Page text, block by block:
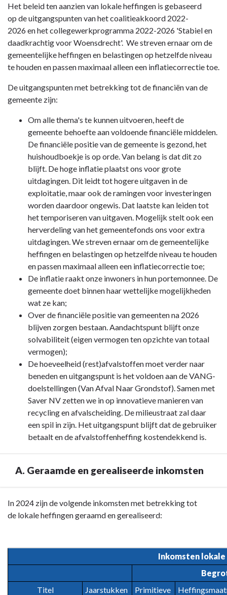
Terug
naar
navigatie
Paragraaf
heffingen
Het beleid ten aanzien van lokale heffingen is gebaseerd
op de uitgangspunten van het coalitieakkoord 2022-
2026 en het collegewerkprogramma 2022-2026 'Stabiel en
daadkrachtig voor Woensdrecht'. We streven ernaar om de
gemeentelijke heffingen en belastingen op hetzelfde niveau
te houden en passen maximaal alleen een inflatiecorrectie toe.
De uitgangspunten met betrekking tot de financiën van de
gemeente zijn:
Om alle thema's te kunnen uitvoeren, heeft de
gemeente behoefte aan voldoende financiële middelen.
De financiële positie van de gemeente is gezond, het
huishoudboekje is op orde. Van belang is dat dit zo
blijft. De hoge inflatie plaatst ons voor grote
uitdagingen. Dit leidt tot hogere uitgaven in de
exploitatie, maar ook de ramingen voor investeringen
worden daardoor ongewis. Dat laatste kan leiden tot
het temporiseren van uitgaven. Mogelijk stelt ook een
herverdeling van het gemeentefonds ons voor extra
uitdagingen. We streven ernaar om de gemeentelijke
heffingen en belastingen op hetzelfde niveau te houden
en passen maximaal alleen een inflatiecorrectie toe;
De inflatie raakt onze inwoners in hun portemonnee. De
gemeente doet binnen haar wettelijke mogelijkheden
wat ze kan;
Over de financiële positie van gemeenten na 2026
blijven zorgen bestaan. Aandachtspunt blijft onze
solvabiliteit (eigen vermogen ten opzichte van totaal
vermogen);
De hoeveelheid (rest)afvalstoffen moet verder naar
beneden en uitgangspunt is het voldoen aan de VANG-
doelstellingen (Van Afval Naar Grondstof). Samen met
Saver NV zetten we in op innovatieve manieren van
recycling en afvalscheiding. De milieustraat zal daar
een spil in zijn. Het uitgangspunt blijft dat de gebruiker
betaalt en de afvalstoffenheffing kostendekkend is.
A. Geraamde en gerealiseerde inkomsten
Terug
naar
Paragraaf
In 2024 zijn de volgende inkomsten met betrekking tot
de lokale heffingen geraamd en gerealiseerd:
Inkomsten
Titel
Jaarstukken
Primitieve